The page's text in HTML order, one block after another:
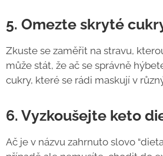
5. Omezte skryté
Zkuste se zaměřit na stravu,
může stát, že ač se správně
cukry, které se rádi maskují v
6. Vyzkoušejte keto
Ač je v názvu zahrnuto slovo